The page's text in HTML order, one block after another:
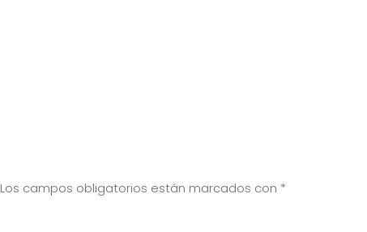
Los campos obligatorios están marcados con *